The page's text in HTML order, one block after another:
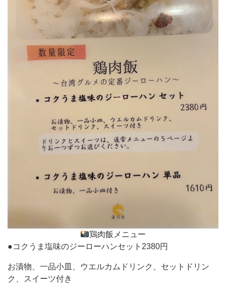
鶏肉飯メニュー
●コクうま塩味のジーローハンセット2380円
お漬物、一品小皿、ウエルカムドリンク、セットドリン
ク、スイーツ付き